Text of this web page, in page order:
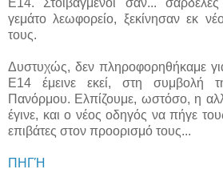
Ε14. Στοιβαγμένοι σαν...
γεμάτο λεωφορείο, ξεκίνησαν εκ
τους.
Δυστυχώς, δεν πληροφορηθήκαμε
Ε14 έμεινε εκεί, στη συμβολή
Πανόρμου. Ελπίζουμε, ωστόσο, η
έγινε, και ο νέος οδηγός να πήγε
επιβάτες στον προορισμό τους...
ΠΗΓΉ